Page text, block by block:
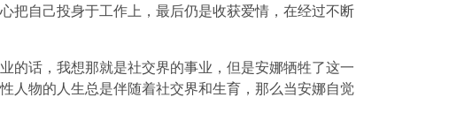
把自己投身于工作上，最后仍是收获爱情，在经过不断
的话，我想那就是社交界的事业，但是安娜牺牲了这一
人物的人生总是伴随着社交界和生育，那么当安娜自觉